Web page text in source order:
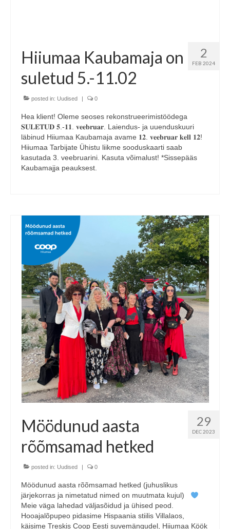
2
FEB 2024
Hiiumaa Kaubamaja on
suletud 5.-11.02
posted in: Uudised | 0
Hea klient! Oleme seoses rekonstrueerimistöödega
𝐒𝐔𝐋𝐄𝐓𝐔𝐃 𝟓.-𝟏𝟏. 𝐯𝐞𝐞𝐛𝐫𝐮𝐚𝐫. Laiendus- ja uuenduskuuri
läbinud Hiiumaa Kaubamaja avame 𝟏𝟐. 𝐯𝐞𝐞𝐛𝐫𝐮𝐚𝐫 𝐤𝐞𝐥𝐥 𝟏𝟐!
Hiiumaa Tarbijate Ühistu liikme sooduskaarti saab
kasutada 3. veebruarini. Kasuta võimalust! *Sissepääs
Kaubamajja peauksest.
29
DEC 2023
Möödunud aasta
rõõmsamad hetked
posted in: Uudised | 0
Möödunud aasta rõõmsamad hetked (juhuslikus
järjekorras ja nimetatud nimed on muutmata kujul)
Meie väga lahedad väljasõidud ja ühised peod.
Hooajalõpupeo pidasime Hispaania stiilis Villalaos,
käisime Treskis Coop Eesti suvemängudel, Hiiumaa Köök